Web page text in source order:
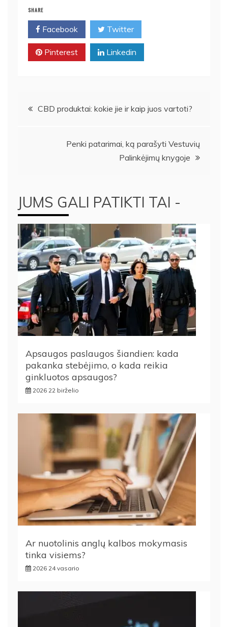
SHARE
Facebook Twitter
Pinterest Linkedin
Navigacija
CBD produktai: kokie jie ir kaip juos vartoti?
Penki patarimai, ką parašyti Vestuvių
Palinkėjimų knygoje
JUMS GALI PATIKTI TAI -
Apsaugos paslaugos šiandien: kada
pakanka stebėjimo, o kada reikia
ginkluotos apsaugos?
2026 22 birželio
Ar nuotolinis anglų kalbos mokymasis
tinka visiems?
2026 24 vasario